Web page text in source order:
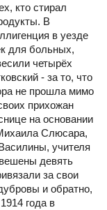
кто стирал
В
в уезде
для больных,
четырёх
- за то, что
не прошла мимо
прихожан
на основании
Слюсара,
учителя
девять
за свои
и обратно,
года в